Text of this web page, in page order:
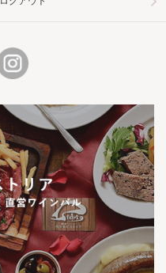
Facebook